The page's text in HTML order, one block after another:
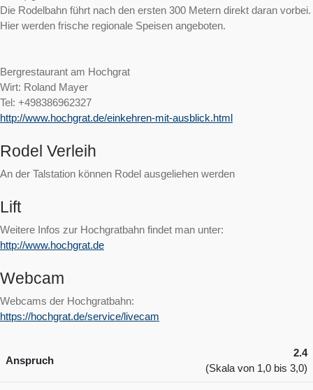
Die Rodelbahn führt nach den ersten 300 Metern direkt daran vorbei.
Hier werden frische regionale Speisen angeboten.
Bergrestaurant am Hochgrat
Wirt: Roland Mayer
Tel: +498386962327
http://www.hochgrat.de/einkehren-mit-ausblick.html
Rodel Verleih
An der Talstation können Rodel ausgeliehen werden
Lift
Weitere Infos zur Hochgratbahn findet man unter:
http://www.hochgrat.de
Webcam
Webcams der Hochgratbahn:
https://hochgrat.de/service/livecam
Anspruch
2.4
(Skala von 1,0 bis 3,0)